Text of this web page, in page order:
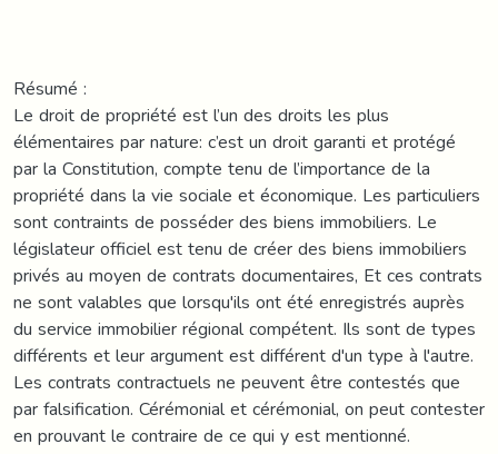
Résumé :
Le droit de propriété est l’un des droits les plus
élémentaires par nature: c’est un droit garanti et protégé
par la Constitution, compte tenu de l’importance de la
propriété dans la vie sociale et économique. Les particuliers
sont contraints de posséder des biens immobiliers. Le
législateur officiel est tenu de créer des biens immobiliers
privés au moyen de contrats documentaires, Et ces contrats
ne sont valables que lorsqu'ils ont été enregistrés auprès
du service immobilier régional compétent. Ils sont de types
différents et leur argument est différent d'un type à l'autre.
Les contrats contractuels ne peuvent être contestés que
par falsification. Cérémonial et cérémonial, on peut contester
en prouvant le contraire de ce qui y est mentionné.